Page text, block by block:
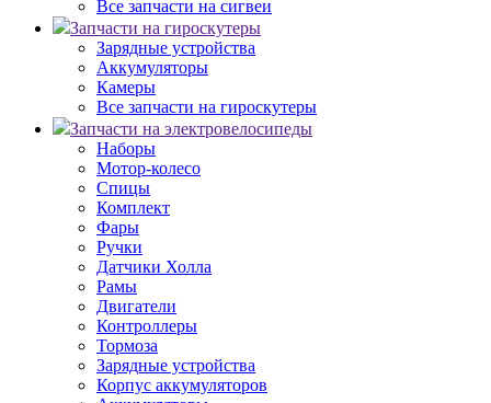
Все запчасти на сигвеи
Запчасти на гироскутеры
Зарядные устройства
Аккумуляторы
Камеры
Все запчасти на гироскутеры
Запчасти на электровелосипеды
Наборы
Мотор-колесо
Спицы
Комплект
Фары
Ручки
Датчики Холла
Рамы
Двигатели
Контроллеры
Тормоза
Зарядные устройства
Корпус аккумуляторов